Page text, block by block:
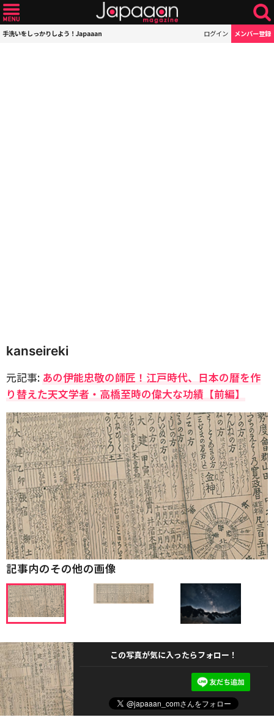
手洗いをしっかりしよう！Japaaan ログイン メンバー登録
kanseireki
元記事: あの伊能忠敬の師匠！江戸時代、日本の暦を作
り替えた天文学者・高橋至時の偉大な功績【前編】
記事内のその他の画像
この写真が気に入ったらフォロー！